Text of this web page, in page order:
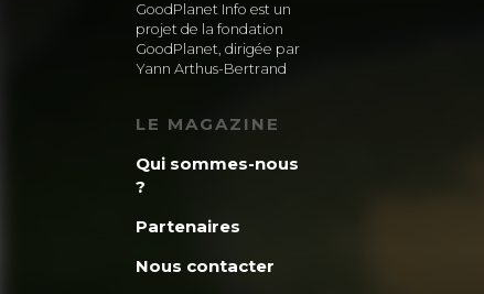
GoodPlanet Info est un
projet de la fondation
GoodPlanet, dirigée par
Yann Arthus-Bertrand
LE MAGAZINE
Qui sommes-nous
?
Partenaires
Nous contacter